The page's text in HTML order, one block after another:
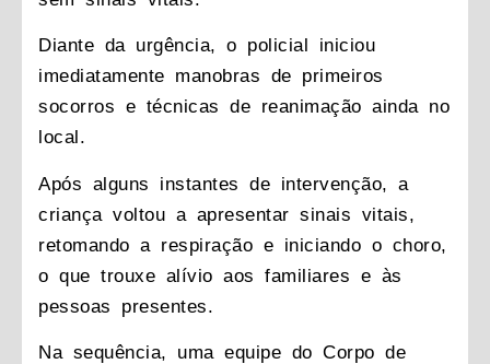
Diante da urgência, o policial iniciou
imediatamente manobras de primeiros
socorros e técnicas de reanimação ainda no
local.
Após alguns instantes de intervenção, a
criança voltou a apresentar sinais vitais,
retomando a respiração e iniciando o choro,
o que trouxe alívio aos familiares e às
pessoas presentes.
Na sequência, uma equipe do Corpo de